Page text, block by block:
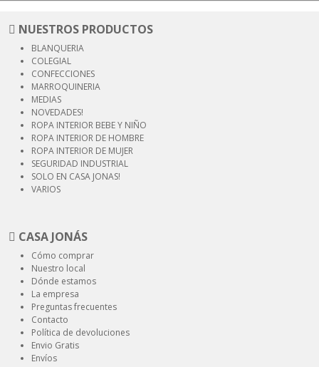
NUESTROS PRODUCTOS
BLANQUERIA
COLEGIAL
CONFECCIONES
MARROQUINERIA
MEDIAS
NOVEDADES!
ROPA INTERIOR BEBE Y NIÑO
ROPA INTERIOR DE HOMBRE
ROPA INTERIOR DE MUJER
SEGURIDAD INDUSTRIAL
SOLO EN CASA JONAS!
VARIOS
CASA JONÁS
Cómo comprar
Nuestro local
Dónde estamos
La empresa
Preguntas frecuentes
Contacto
Política de devoluciones
Envio Gratis
Envíos